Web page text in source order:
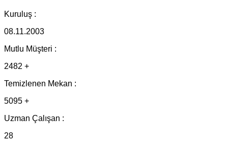
Kuruluş :
08.11.2003
Mutlu Müşteri :
2482 +
Temizlenen Mekan :
5095 +
Uzman Çalışan :
28